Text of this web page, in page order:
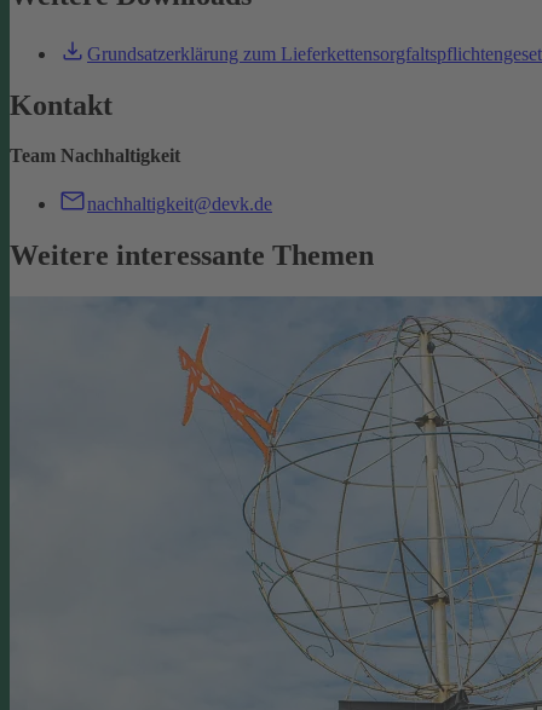
Grundsatzerklärung zum
Kontakt
Team Nachhaltigkeit
nachhaltigkeit@devk.de
Weitere interessante Themen